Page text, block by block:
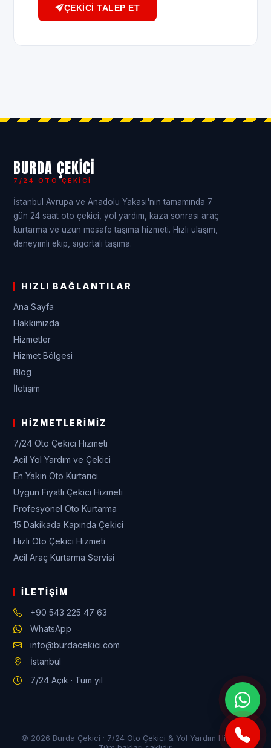
ÇEKICI TALEP ET
BURDA ÇEKICI
7/24 OTO ÇEKICI
İstanbul Avrupa ve Anadolu Yakası'nın tamamında 7
gün 24 saat oto çekici, yol yardım, kaza sonrası araç
kurtarma ve uzun mesafe taşıma hizmeti. Hızlı ulaşım,
deneyimli ekip, sigortalı taşıma.
HIZLI BAĞLANTILAR
Ana Sayfa
Hakkımızda
Hizmetler
Hizmet Bölgesi
Blog
İletişim
HIZMETLERIMIZ
7/24 Oto Çekici Hizmeti
Acil Yol Yardım ve Çekici
En Yakın Oto Kurtarıcı
Uygun Fiyatlı Çekici Hizmeti
Profesyonel Oto Kurtarma
15 Dakikada Kapında Çekici
Hızlı Oto Çekici Hizmeti
Acil Araç Kurtarma Servisi
İLETIŞIM
+90 543 225 47 63
WhatsApp
info@burdacekici.com
İstanbul
7/24 Açık · Tüm yıl
© 2026 Burda Çekici · 7/24 Oto Çekici & Yol Yardım Hizmeti ·